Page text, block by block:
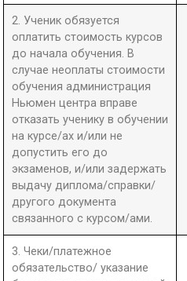
2. Ученик обязуется
оплатить стоимость курсов
до начала обучения. В
случае неоплаты стоимости
обучения администрация
Ньюмен центра вправе
отказать ученику в обучении
на курсе/ах и/или не
допустить его до
экзаменов, и/или задержать
выдачу диплома/справки/
другого документа
связанного с курсом/ами.
3. Чеки/платежное
обязательство/ указание